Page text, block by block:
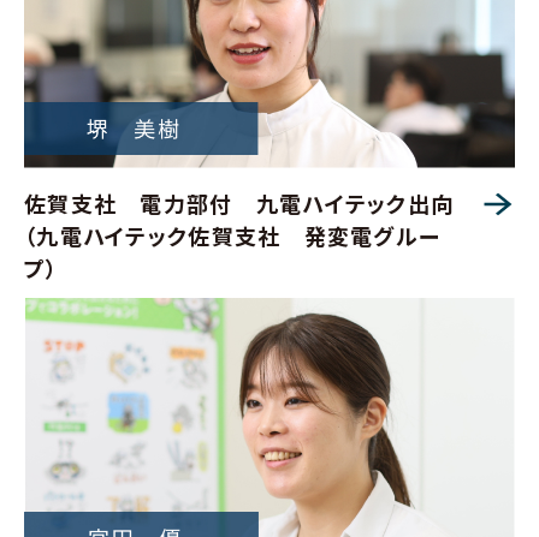
佐賀支社 電力部付 九電ハイテック出向
（九電ハイテック佐賀支社 発変電グルー
プ）